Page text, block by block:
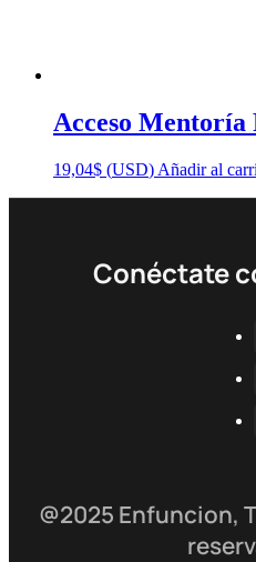
Acceso Mentoría
19,04$ (USD) Añadir al
Conéctate
@2025 Enfuncion,